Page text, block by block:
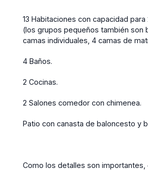
13 Habitaciones con capacidad
(los grupos pequeños también son
camas individuales, 4 camas de
4 Baños.
2 Cocinas.
2 Salones comedor con chimenea.
Patio con canasta de baloncesto y
Como los detalles son importantes,